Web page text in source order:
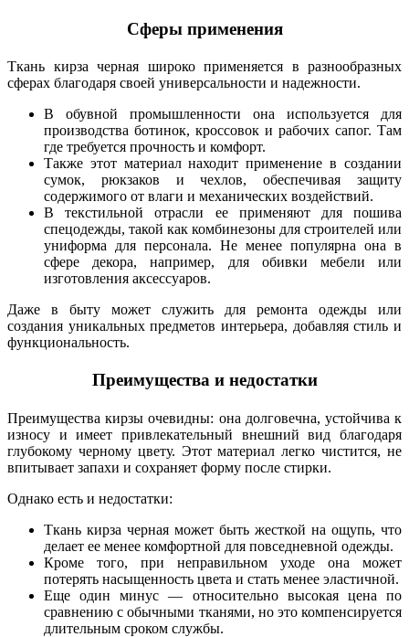
Сферы применения
Ткань кирза черная широко применяется в разнообразных
сферах благодаря своей универсальности и надежности.
В обувной промышленности она используется для
производства ботинок, кроссовок и рабочих сапог. Там
где требуется прочность и комфорт.
Также этот материал находит применение в создании
сумок, рюкзаков и чехлов, обеспечивая защиту
содержимого от влаги и механических воздействий.
В текстильной отрасли ее применяют для пошива
спецодежды, такой как комбинезоны для строителей или
униформа для персонала. Не менее популярна она в
сфере декора, например, для обивки мебели или
изготовления аксессуаров.
Даже в быту может служить для ремонта одежды или
создания уникальных предметов интерьера, добавляя стиль и
функциональность.
Преимущества и недостатки
Преимущества кирзы очевидны: она долговечна, устойчива к
износу и имеет привлекательный внешний вид благодаря
глубокому черному цвету. Этот материал легко чистится, не
впитывает запахи и сохраняет форму после стирки.
Однако есть и недостатки:
Ткань кирза черная может быть жесткой на ощупь, что
делает ее менее комфортной для повседневной одежды.
Кроме того, при неправильном уходе она может
потерять насыщенность цвета и стать менее эластичной.
Еще один минус — относительно высокая цена по
сравнению с обычными тканями, но это компенсируется
длительным сроком службы.